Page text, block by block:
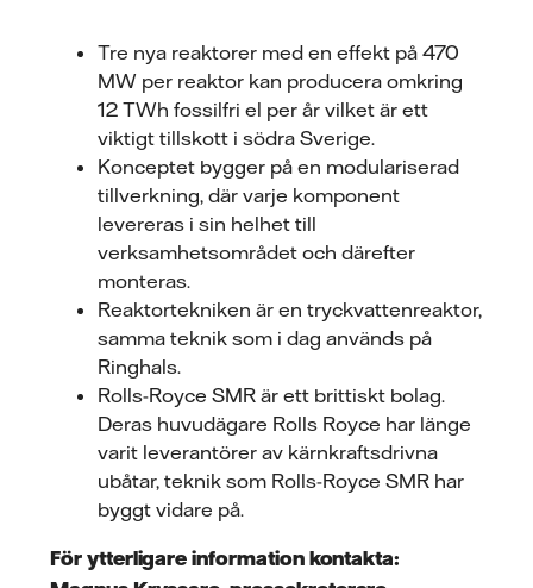
Tre nya reaktorer med en effekt på 470
MW per reaktor kan producera omkring
12 TWh fossilfri el per år vilket är ett
viktigt tillskott i södra Sverige.
Konceptet bygger på en modulariserad
tillverkning, där varje komponent
levereras i sin helhet till
verksamhetsområdet och därefter
monteras.
Reaktortekniken är en tryckvattenreaktor,
samma teknik som i dag används på
Ringhals.
Rolls-Royce SMR är ett brittiskt bolag.
Deras huvudägare Rolls Royce har länge
varit leverantörer av kärnkraftsdrivna
ubåtar, teknik som Rolls-Royce SMR har
byggt vidare på.
För ytterligare information kontakta: